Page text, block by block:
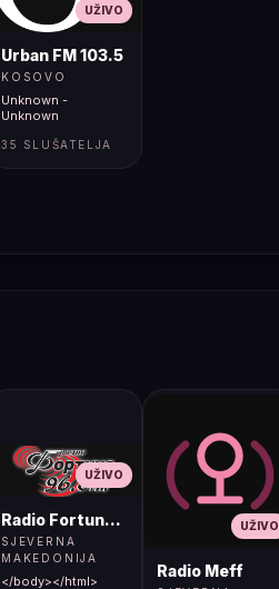
UŽIVO
Urban FM 103.5
KOSOVO
Unknown -
Unknown
35 SLUŠATELJA
UŽIVO
Radio Fortuna 96.8 FM
SJEVERNA
MAKEDONIJA
</body></html>
UŽIVO
Radio Meff